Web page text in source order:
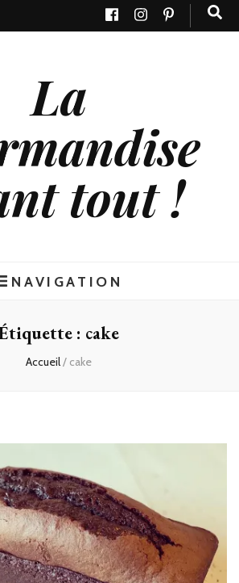
La
tout !
NAVIGATION
: cake
Accueil/ cake